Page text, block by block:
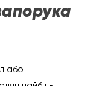
або